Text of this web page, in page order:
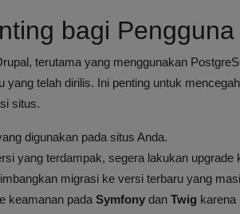
bagi
terutama yang menggunakan
yang telah dirilis. Ini penting untuk
situs.
digunakan pada situs Anda.
yang terdampak, segera lakukan
migrasi ke versi terbaru yang
keamanan pada Symfony dan Twig karena